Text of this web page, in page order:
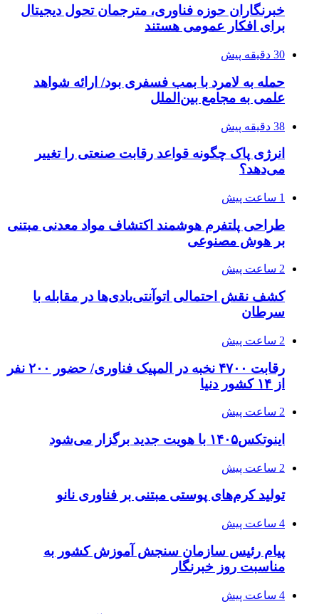
خبرنگاران حوزه فناوری، مترجمان تحول دیجیتال
برای افکار عمومی هستند
30 دقیقه پیش
حمله به لامرد با بمب فسفری بود/ ارائه شواهد
علمی به مجامع بین‌الملل
38 دقیقه پیش
انرژی پاک چگونه قواعد رقابت صنعتی را تغییر
می‌دهد؟
1 ساعت پیش
طراحی پلتفرم هوشمند اکتشاف مواد معدنی مبتنی
بر هوش مصنوعی
2 ساعت پیش
کشف نقش احتمالی اتوآنتی‌بادی‌ها در مقابله با
سرطان
2 ساعت پیش
رقابت ۴۷۰۰ نخبه در المپیک فناوری/ حضور ۲۰۰ نفر
از ۱۴ کشور دنیا
2 ساعت پیش
اینوتکس۱۴۰۵ با هویت جدید برگزار می‌شود
2 ساعت پیش
تولید کرم‌های پوستی مبتنی بر فناوری نانو
4 ساعت پیش
پیام رئیس سازمان سنجش آموزش کشور به
مناسبت روز خبرنگار
4 ساعت پیش